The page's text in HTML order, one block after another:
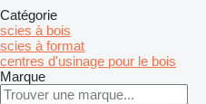
Catégorie
scies à bois
scies à format
centres d'usinage pour le bois
Marque